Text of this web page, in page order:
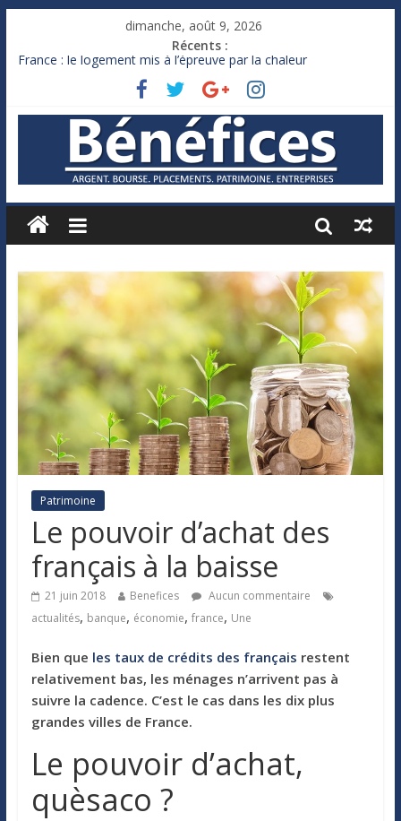
dimanche, août 9, 2026
Récents :
France : le logement mis à l’épreuve par la chaleur
Des milliards de dollars de droits de douane déjà remboursés
Royaume-Uni : Andy Burnham recule sur l’impôt
Xavier Niel, le milliardaire qui ne touche presque rien
Ruée des fortunes russes vers l’étranger
Patrimoine
Le pouvoir d’achat des
français à la baisse
21 juin 2018 Benefices
Aucun commentaire
actualités, banque, économie, france, Une
Bien que les taux de crédits des français restent
relativement bas, les ménages n’arrivent pas à
suivre la cadence. C’est le cas dans les dix plus
grandes villes de France.
Le pouvoir d’achat,
quèsaco ?